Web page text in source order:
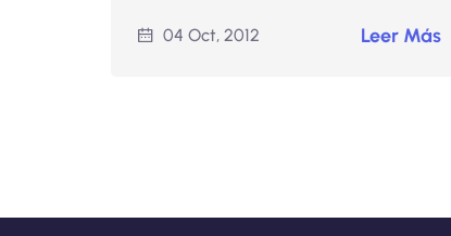
04 Oct, 2012 Leer Más